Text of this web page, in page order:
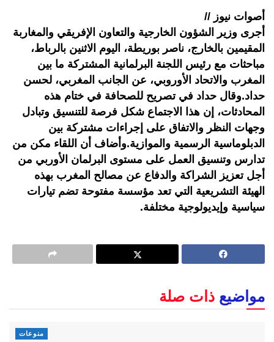
أصوات نيوز //
أجرى وزير الشؤون الخارجية والتعاون الإفريقي والمغاربة
المقيمين بالخارج، ناصر بوريطة، اليوم الاثنين بالرباط،
مباحثات مع رئيس اللجنة البرلمانية المشتركة ما بين
المغرب والاتحاد الأوروبي، عن الجانب المغربي، لحسن
حداد.وقال حداد في تصريح للصحافة في ختام هذه
المحادثات، إن هذا الاجتماع شكل فرصة للتنسيق وتبادل
وجهات النظر والاتفاق على إجراءات مشتركة بين
الدبلوماسية الرسمية والموازية.وأضاف أن اللقاء مكن من
تدارس وتنسيق العمل على مستوى البرلمان الأوربي من
أجل تعزيز الشراكة والدفاع عن مصالح المغرب بهذه
الهيئة التشريعية التي تعد مؤسسة مفتوحة تضم تيارات
سياسية وإيديولوجية مختلفة.
مواضيع ذات صلة
منوعات